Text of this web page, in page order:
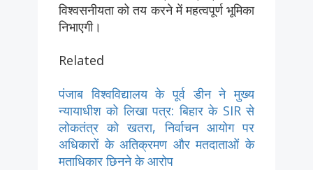
विश्वसनीयता को तय करने में महत्वपूर्ण भूमिका
निभाएगी।
Related
पंजाब विश्वविद्यालय के पूर्व डीन ने मुख्य
न्यायाधीश को लिखा पत्र: बिहार के SIR से
लोकतंत्र को खतरा, निर्वाचन आयोग पर
अधिकारों के अतिक्रमण और मतदाताओं के
मताधिकार छिनने के आरोप